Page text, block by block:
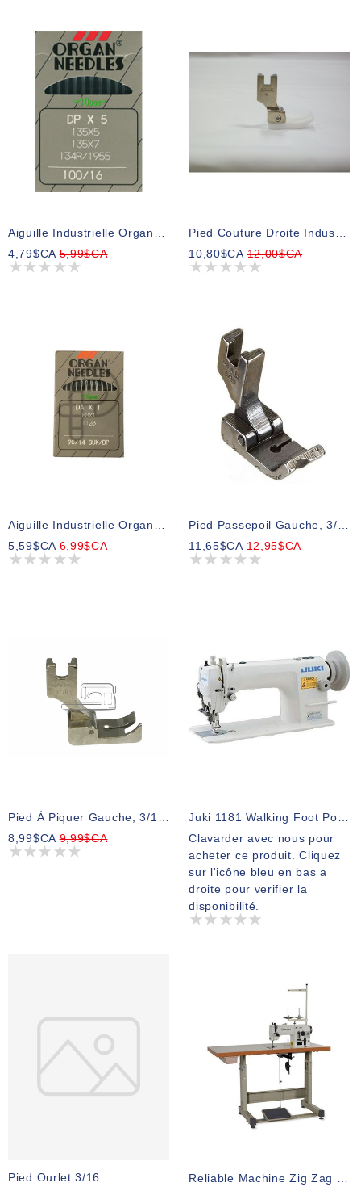
4,79$CA5,99$CA
10,80$CA12,00$CA
5,59$CA6,99$CA
11,65$CA12,95$CA
Pied À Piquer Gauche, 3/16 Po. #2463H
8,99$CA9,99$CA
Juki 1181 Walking Foot Pour Tissus Moyen Meuble Et Moteur Inclus
Clavarder avec nous pour
acheter ce produit. Cliquez
sur l'icône bleu en bas a
droite pour verifier la
disponibilité.
Pied Ourlet 3/16